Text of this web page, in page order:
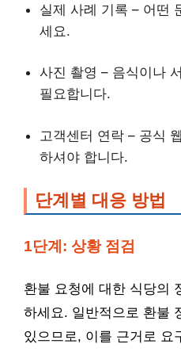
실제 사례 기록 – 어떤
세요.
사진 촬영 – 음식이나
필요합니다.
고객센터 연락 – 공식
하셔야 합니다.
단계별 대응 방법
1단계: 상황 점검
환불 요청에 대한 식당의
하세요. 일반적으로 환불
있으므로, 이를 근거로 요